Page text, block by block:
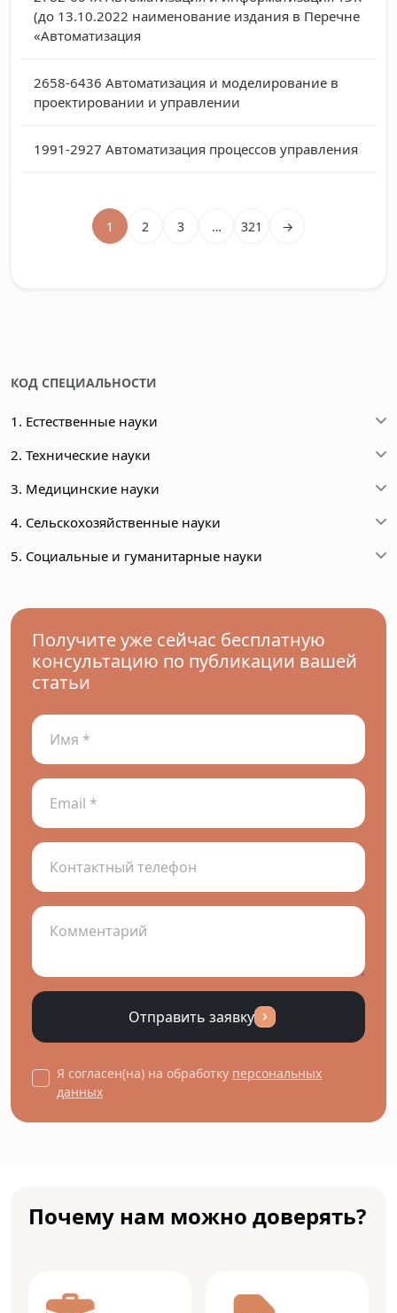
(до 13.10.2022 наименование издания в Перечне
«Автоматизация
2658-6436 Автоматизация и моделирование в
проектировании и управлении
1991-2927 Автоматизация процессов управления
1 2 3 … 321 →
КОД СПЕЦИАЛЬНОСТИ
1. Естественные науки
2. Технические науки
3. Медицинские науки
4. Сельскохозяйственные науки
5. Социальные и гуманитарные науки
Получите уже сейчас бесплатную
консультацию по публикации вашей
статьи
Отправить заявку
Я согласен(на) на обработку персональных
данных
Почему нам можно доверять?